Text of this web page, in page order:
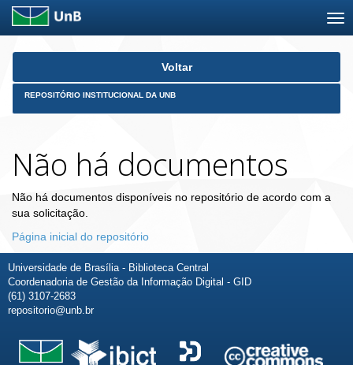
Skip
Voltar
REPOSITÓRIO INSTITUCIONAL DA UNB
Não há documentos
Não há documentos disponíveis no repositório de acordo com a
sua solicitação.
Página inicial do repositório
Universidade de Brasília - Biblioteca Central
Coordenadoria de Gestão da Informação Digital - GID
(61) 3107-2683
repositorio@unb.br